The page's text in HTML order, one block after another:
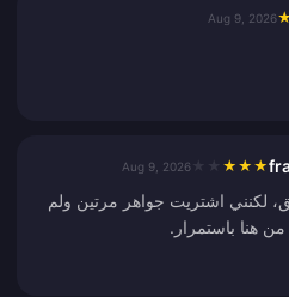
★
Aug 9, 2026
★
★
★
Aug 9, 2026
لكنني اشتريت جواهر مرتين ولم
هنا باستمرار.